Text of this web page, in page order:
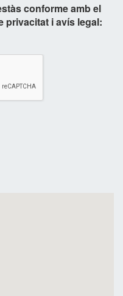
conforme amb el
privacitat i avís legal: